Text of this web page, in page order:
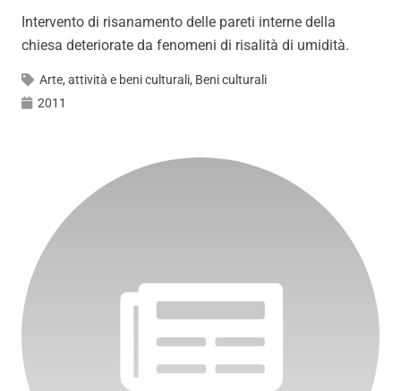
Intervento di risanamento delle pareti interne della
chiesa deteriorate da fenomeni di risalità di umidità.
Arte, attività e beni culturali, Beni culturali
2011